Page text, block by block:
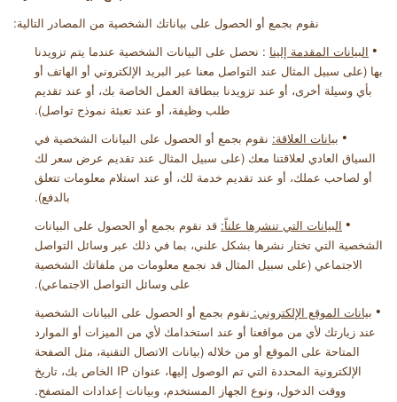
نقوم بجمع أو الحصول على بياناتك الشخصية من المصادر التالية:
• البيانات المقدمة إلينا : نحصل على البيانات الشخصية عندما يتم تزويدنا
بها (على سبيل المثال عند التواصل معنا عبر البريد الإلكتروني أو الهاتف أو
بأي وسيلة أخرى، أو عند تزويدنا ببطاقة العمل الخاصة بك، أو عند تقديم
طلب وظيفة، أو عند تعبئة نموذج تواصل).
• بيانات العلاقة: نقوم بجمع أو الحصول على البيانات الشخصية في
السياق العادي لعلاقتنا معك (على سبيل المثال عند تقديم عرض سعر لك
أو لصاحب عملك، أو عند تقديم خدمة لك، أو عند استلام معلومات تتعلق
بالدفع).
• البيانات التي تنشرها علناً: قد نقوم بجمع أو الحصول على البيانات
الشخصية التي تختار نشرها بشكل علني، بما في ذلك عبر وسائل التواصل
الاجتماعي (على سبيل المثال قد نجمع معلومات من ملفاتك الشخصية
على وسائل التواصل الاجتماعي).
• بيانات الموقع الإلكتروني: نقوم بجمع أو الحصول على البيانات الشخصية
عند زيارتك لأي من مواقعنا أو عند استخدامك لأي من الميزات أو الموارد
المتاحة على الموقع أو من خلاله (بيانات الاتصال التقنية، مثل الصفحة
الإلكترونية المحددة التي تم الوصول إليها، عنوان IP الخاص بك، تاريخ
ووقت الدخول، ونوع الجهاز المستخدم، وبيانات إعدادات المتصفح.